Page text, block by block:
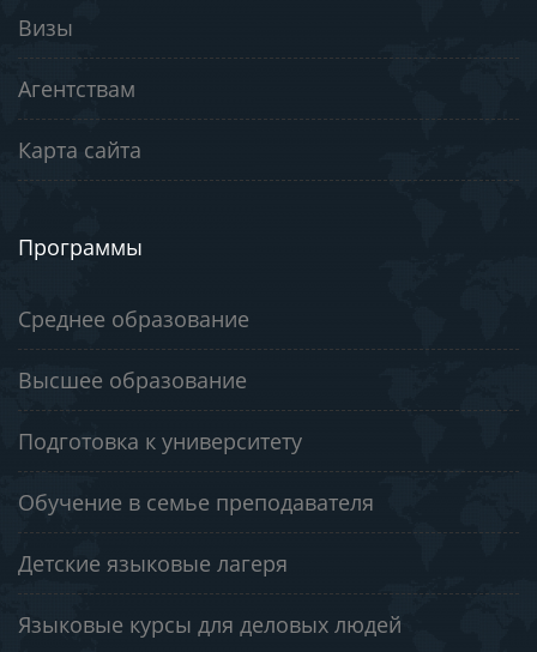
Визы
Агентствам
Карта сайта
Программы
Среднее образование
Высшее образование
Подготовка к университету
Обучение в семье преподавателя
Детские языковые лагеря
Языковые курсы для деловых людей